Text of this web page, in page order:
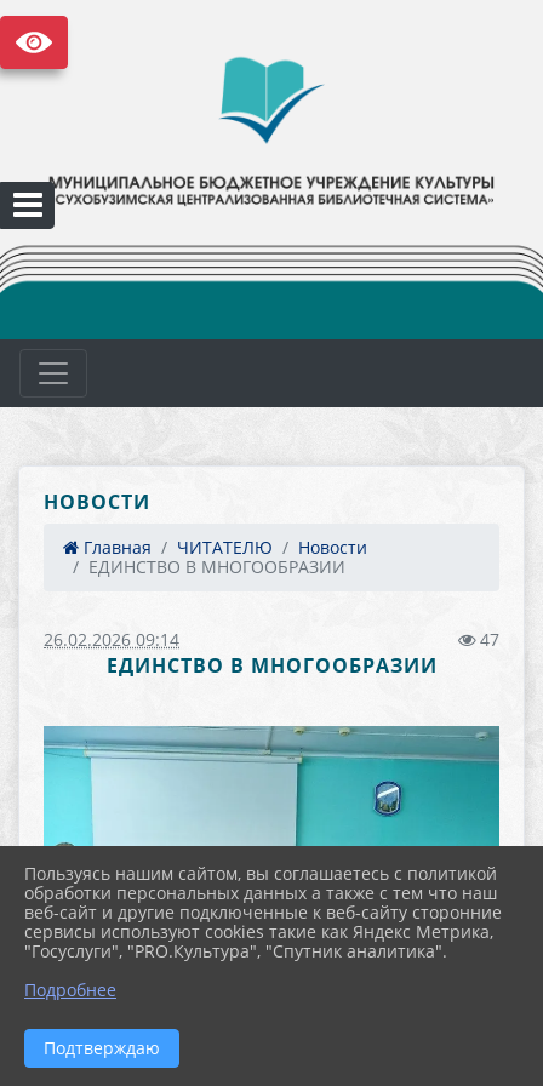
НОВОСТИ
Главная ЧИТАТЕЛЮ
Новости
ЕДИНСТВО В МНОГООБРАЗИИ
26.02.2026 09:14 47
ЕДИНСТВО В МНОГООБРАЗИИ
Пользуясь нашим сайтом, вы соглашаетесь с политикой
обработки персональных данных а также с тем что наш
веб-сайт и другие подключенные к веб-сайту сторонние
сервисы используют cookies такие как Яндекс Метрика,
"Госуслуги", "PRO.Культура", "Спутник аналитика".
Подробнее
Подтверждаю